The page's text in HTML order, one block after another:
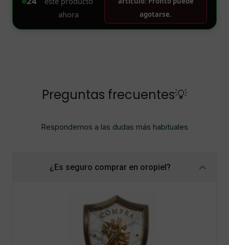
Preguntas frecuentes💡
Respondemos a las dudas más habituales
¿Es seguro comprar en oropiel?